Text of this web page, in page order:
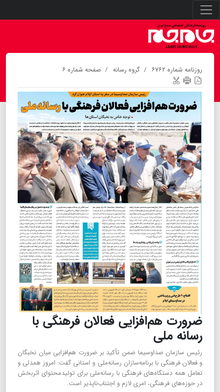
روزنامه شماره ۶۷۶۲ گروه رسانه صفحه شماره ۶
ضرورت هم‌افزایی فعالان فرهنگی با
رسانه ‌ملی
رئیس سازمان صداوسیما ضمن تأکید بر ضرورت هم‌افزایی میان نخبگان
و فعالان فرهنگی با برنامه‌سازان رسانه‌ملی و استانی گفت: امروز همدلی و
تعامل همه دستگاه‌های فرهنگی با رسانه‌ملی برای تولیدمحتوای اثربخش
در حوزه‌های فرهنگی، امری لازم و اجتناب‌ناپذیر است.